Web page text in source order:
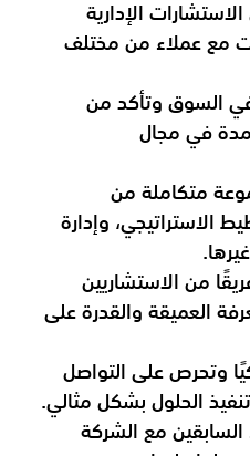
الإدارية
مع عملاء من مختلف
السوق وتأكد من
في مجال
متكاملة من
الاستراتيجي، وإدارة
من الاستشاريين
العميقة والقدرة على
وتحرص على التواصل
الحلول بشكل مثالي.
السابقين مع الشركة